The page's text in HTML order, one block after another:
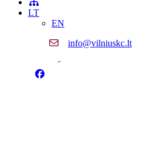
LT
EN
info@vilniuskc.lt